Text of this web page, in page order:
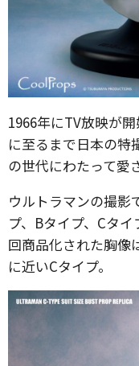
1966年にTV放映が
に至るまで日本の特
の世代にわたって愛
ウルトラマンの撮影
プ、Bタイプ、Cタ
回商品化された胸像
に近いCタイプ。